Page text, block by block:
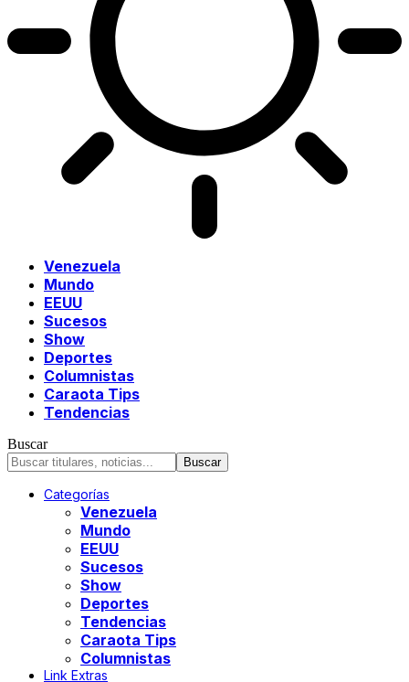
Venezuela
Mundo
EEUU
Sucesos
Show
Deportes
Columnistas
Caraota Tips
Tendencias
Buscar
Categorías
Venezuela
Mundo
EEUU
Sucesos
Show
Deportes
Tendencias
Caraota Tips
Columnistas
Link Extras